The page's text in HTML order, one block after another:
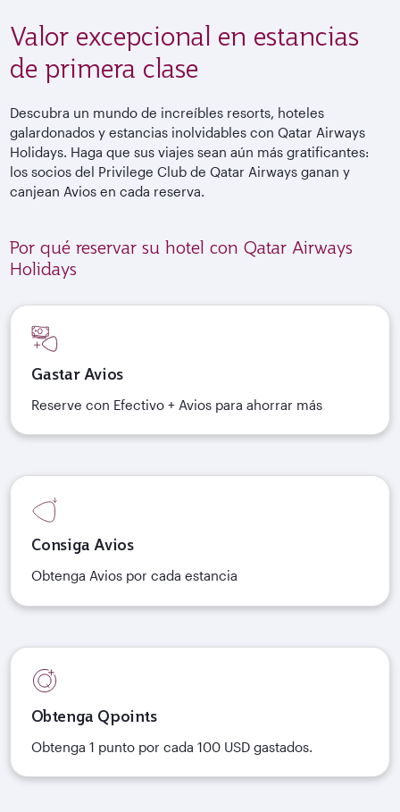
Valor excepcional en estancias
de primera clase
Descubra un mundo de increíbles resorts, hoteles
galardonados y estancias inolvidables con Qatar Airways
Holidays. Haga que sus viajes sean aún más gratificantes:
los socios del Privilege Club de Qatar Airways ganan y
canjean Avios en cada reserva.
Por qué reservar su hotel con Qatar Airways
Holidays
Gastar Avios
Reserve con Efectivo + Avios para ahorrar más
Consiga Avios
Obtenga Avios por cada estancia
Obtenga Qpoints
Obtenga 1 punto por cada 100 USD gastados.